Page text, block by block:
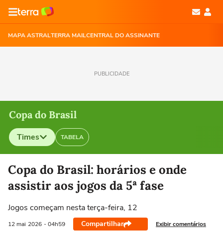
MAPA ASTRALTERRA MAILCENTRAL DO ASSINANTE
PUBLICIDADE
Copa do Brasil
Times TABELA
Selecione o time para ver as notícias
Copa do Brasil: horários e onde
assistir aos jogos da 5ª fase
Jogos começam nesta terça-feira, 12
12 mai 2026 - 04h59 Compartilhar Exibir comentários